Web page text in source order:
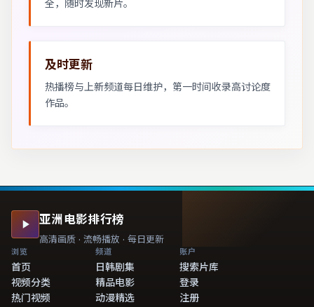
全，随时发现新片。
及时更新
热播榜与上新频道每日维护，第一时间收录高讨论度
作品。
亚洲电影排行榜
高清画质 · 流畅播放 · 每日更新
浏览
首页
视频分类
热门视频
频道
日韩剧集
精品电影
动漫精选
账户
搜索片库
登录
注册